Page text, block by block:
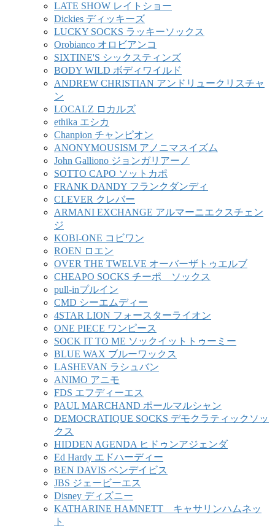
LATE SHOW レイトショー
Dickies ディッキーズ
LUCKY SOCKS ラッキーソックス
Orobianco オロビアンコ
SIXTINE'S シックスティンズ
BODY WILD ボディワイルド
ANDREW CHRISTIAN アンドリュークリスチャ
ン
LOCALZ ロカルズ
ethika エシカ
Chanpion チャンピオン
ANONYMOUSISM アノニマスイズム
John Galliono ジョンガリアーノ
SOTTO CAPO ソットカポ
FRANK DANDY フランクダンディ
CLEVER クレバー
ARMANI EXCHANGE アルマーニエクスチェン
ジ
KOBI-ONE コビワン
ROEN ロエン
OVER THE TWELVE オーバーザトゥエルブ
CHEAPO SOCKS チーポ ソックス
pull-inプルイン
CMD シーエムディー
4STAR LION フォースターライオン
ONE PIECE ワンピース
SOCK IT TO ME ソックイットトゥーミー
BLUE WAX ブルーワックス
LASHEVAN ラシュバン
ANIMO アニモ
FDS エフディーエス
PAUL MARCHAND ポールマルシャン
DEMOCRATIQUE SOCKS デモクラティックソッ
クス
HIDDEN AGENDA ヒドゥンアジェンダ
Ed Hardy エドハーディー
BEN DAVIS ベンデイビス
JBS ジェービーエス
Disney ディズニー
KATHARINE HAMNETT キャサリンハムネッ
ト